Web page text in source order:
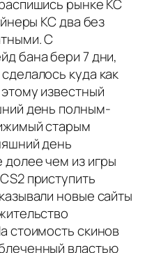
рынке КС
КС два без
С
бана бери 7 дни,
куда как
известный
день полным-
старым
день
долее чем из игры
приступить
новые сайты
стоимость скинов
властью